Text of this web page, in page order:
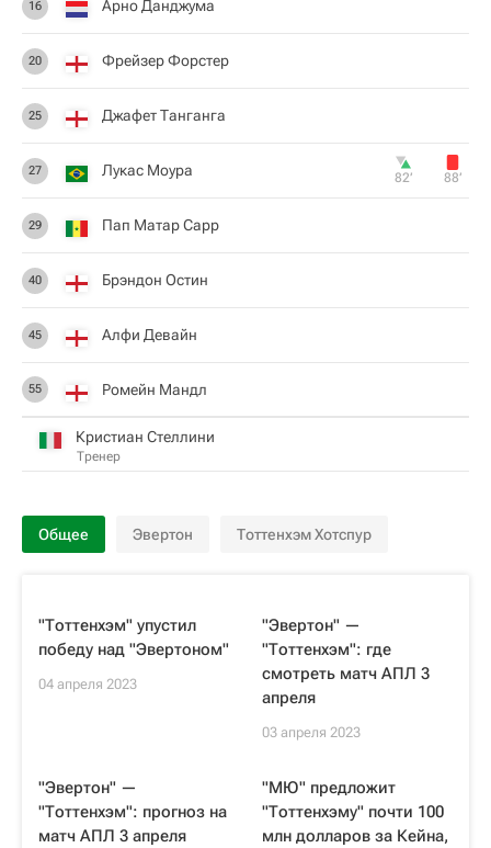
16 Арно Данджума
20 Фрейзер Форстер
25 Джафет Танганга
27 Лукас Моура 82‎’‎ 88‎’‎
29 Пап Матар Сарр
40 Брэндон Остин
45 Алфи Девайн
55 Ромейн Мандл
Кристиан Стеллини
Тренер
Общее Эвертон Тоттенхэм Хотспур
"Тоттенхэм" упустил
победу над "Эвертоном"
04 апреля 2023
"Эвертон" —
"Тоттенхэм": где
смотреть матч АПЛ 3
апреля
03 апреля 2023
"Эвертон" —
"Тоттенхэм": прогноз на
матч АПЛ 3 апреля
"МЮ" предложит
"Тоттенхэму" почти 100
млн долларов за Кейна,